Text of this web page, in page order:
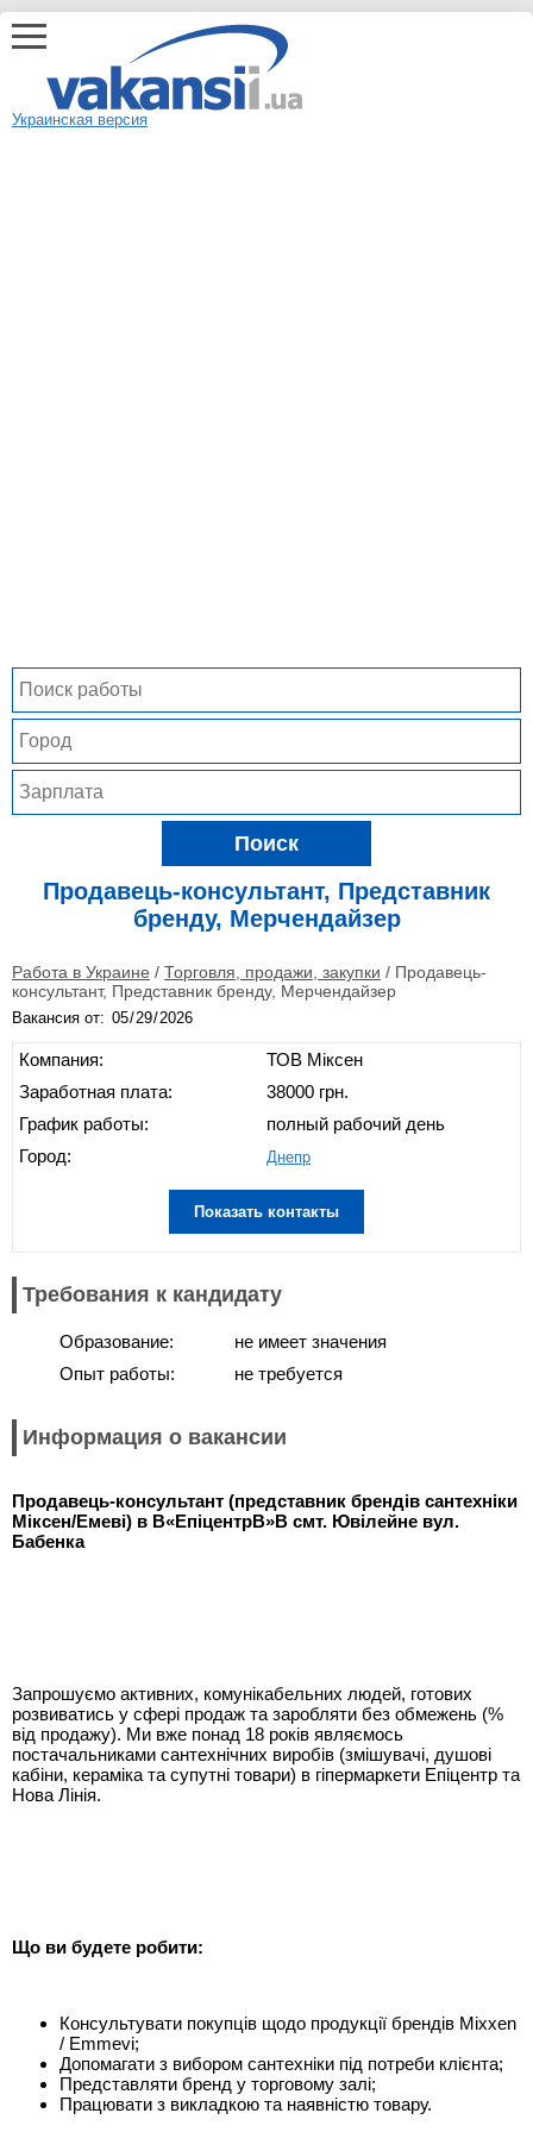
Украинская версия
Поиск
Продавець-консультант, Представник
бренду, Мерчендайзер
Работа в Украине / Торговля, продажи, закупки / Продавець-
консультант, Представник бренду, Мерчендайзер
Вакансия от:
Компания:
Заработная плата:
График работы:
Город:
ТОВ Міксен
38000 грн.
полный рабочий день
Днепр
Показать контакты
Требования к кандидату
Образование:
Опыт работы:
не имеет значения
не требуется
Информация о вакансии
Продавець-консультант (представник брендів сантехніки
Міксен/Емеві) в В«ЕпіцентрВ»В смт. Ювілейне вул.
Бабенка
Запрошуємо активних, комунікабельних людей, готових
розвиватись у сфері продаж та заробляти без обмежень (%
від продажу). Ми вже понад 18 років являємось
постачальниками сантехнічних виробів (змішувачі, душові
кабіни, кераміка та супутні товари) в гіпермаркети Епіцентр та
Нова Лінія.
Що ви будете робити:
Консультувати покупців щодо продукції брендів Mixxen
/ Emmevi;
Допомагати з вибором сантехніки під потреби клієнта;
Представляти бренд у торговому залі;
Працювати з викладкою та наявністю товару.